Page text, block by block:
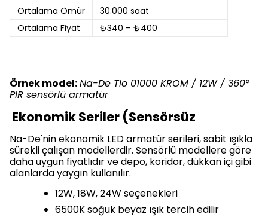
Ortalama Ömür
30.000 saat
Ortalama Fiyat
₺340 – ₺400
Örnek model:Na-De Tio 01000 KROM / 12W / 360°
PIR sensörlü armatür
Ekonomik Seriler (Sensörsüz
Na-De'nin ekonomik LED armatür serileri, sabit ışıkla
sürekli çalışan modellerdir. Sensörlü modellere göre
daha uygun fiyatlıdır ve depo, koridor, dükkan içi gibi
alanlarda yaygın kullanılır.
12W, 18W, 24W seçenekleri
6500K soğuk beyaz ışık tercih edilir